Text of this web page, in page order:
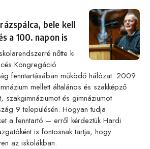
bele kell
a 100. napon is
nőtte ki
Kongregáció
fenntartásában működő hálózat. 2009
mellett általános és szakképző
szakgimnáziumot és gimnáziumot
9 településén. Hogyan tudja
a fenntartó – erről kérdeztük Hardi
is fontosnak tartja, hogy
az iskolákban.